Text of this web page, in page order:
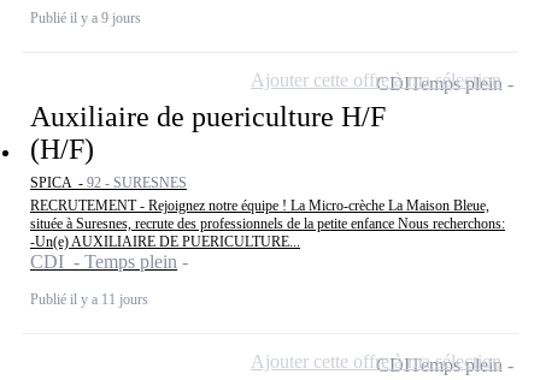
Publié il y a 9 jours
Auxiliaire de puericulture H/F
(H/F)
SPICA - 92 - SURESNES
RECRUTEMENT - Rejoignez notre équipe ! La Micro-crèche La Maison Bleue,
située à Suresnes, recrute des professionnels de la petite enfance Nous recherchons:
-Un(e) AUXILIAIRE DE PUERICULTURE...
CDI - Temps plein
Publié il y a 11 jours
CDITemps plein
Ajouter cette offre à ma sélection
CDITemps plein
Ajouter cette offre à ma sélection